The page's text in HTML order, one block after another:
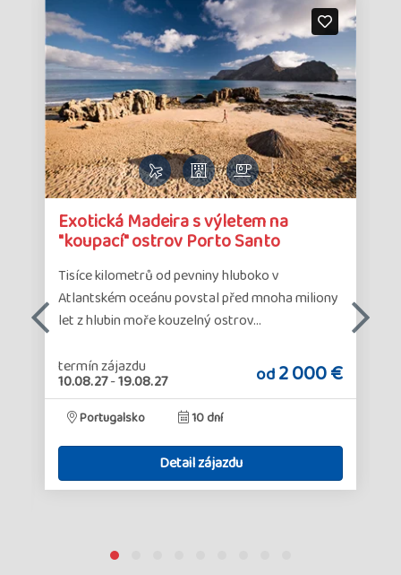
Exotická Madeira s výletem na
"koupací" ostrov Porto Santo
Tisíce kilometrů od pevniny hluboko v
Atlantském oceánu povstal před mnoha miliony
let z hlubin moře kouzelný ostrov…
termín zájazdu
10.08.27-19.08.27 od2 000 €
Portugalsko 10 dní
Detail zájazdu
zájazdu